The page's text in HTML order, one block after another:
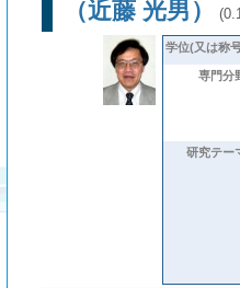
（近藤 光男）
学位(又は称
専門分
研究テー